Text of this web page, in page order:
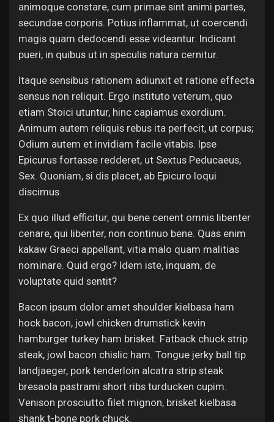
animoque constare, cum primae sint animi partes,
secundae corporis. Potius inflammat, ut coercendi
magis quam dedocendi esse videantur. Indicant
pueri, in quibus ut in speculis natura cernitur.
Itaque sensibus rationem adiunxit et ratione effecta
sensus non reliquit. Ergo instituto veterum, quo
etiam Stoici utuntur, hinc capiamus exordium.
Animum autem reliquis rebus ita perfecit, ut corpus;
Odium autem et invidiam facile vitabis. Ipse
Epicurus fortasse redderet, ut Sextus Peducaeus,
Sex. Quoniam, si dis placet, ab Epicuro loqui
discimus.
Ex quo illud efficitur, qui bene cenent omnis libenter
cenare, qui libenter, non continuo bene. Quas enim
kakaw Graeci appellant, vitia malo quam malitias
nominare. Quid ergo? Idem iste, inquam, de
voluptate quid sentit?
Bacon ipsum dolor amet shoulder kielbasa ham
hock bacon, jowl chicken drumstick kevin
hamburger turkey ham brisket. Fatback chuck strip
steak, jowl bacon chislic ham. Tongue jerky ball tip
landjaeger, pork tenderloin alcatra strip steak
bresaola pastrami short ribs turducken cupim.
Venison prosciutto filet mignon, brisket kielbasa
shank t-bone pork chuck.